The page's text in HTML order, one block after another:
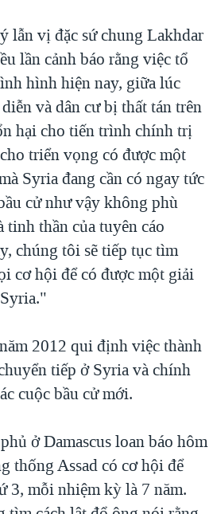
lẫn vị đặc sứ chung Lakhdar
lần cảnh báo rằng việc tổ
hình hiện nay, giữa lúc
và dân cư bị thất tán trên
hại cho tiến trình chính trị
triển vọng có được một
Syria đang cần có ngay tức
cử như vậy không phù
thần của tuyên cáo
chúng tôi sẽ tiếp tục tìm
cơ hội để có được một giải
2012 qui định việc thành
tiếp ở Syria và chính
cuộc bầu cử mới.
ở Damascus loan báo hôm
thống Assad có cơ hội để
3, mỗi nhiệm kỳ là 7 năm.